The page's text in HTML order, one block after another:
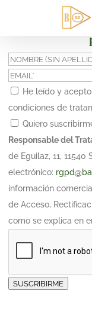
¡Suscríbete y
He leído y
condiciones de
Quiero
Responsable del
de Eguilaz, 11,
electrónico:
información
de Acceso,
como se explica en
SUSCRIBIRME